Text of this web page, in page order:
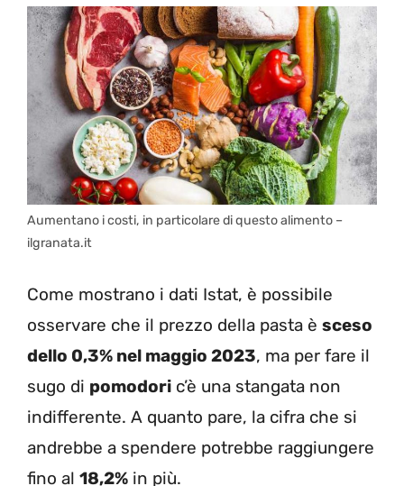
Aumentano i costi, in particolare di questo alimento –
ilgranata.it
Come mostrano i dati Istat, è possibile
osservare che il prezzo della pasta è sceso
dello 0,3% nel maggio 2023, ma per fare il
sugo di pomodori c’è una stangata non
indifferente. A quanto pare, la cifra che si
andrebbe a spendere potrebbe raggiungere
fino al 18,2% in più.